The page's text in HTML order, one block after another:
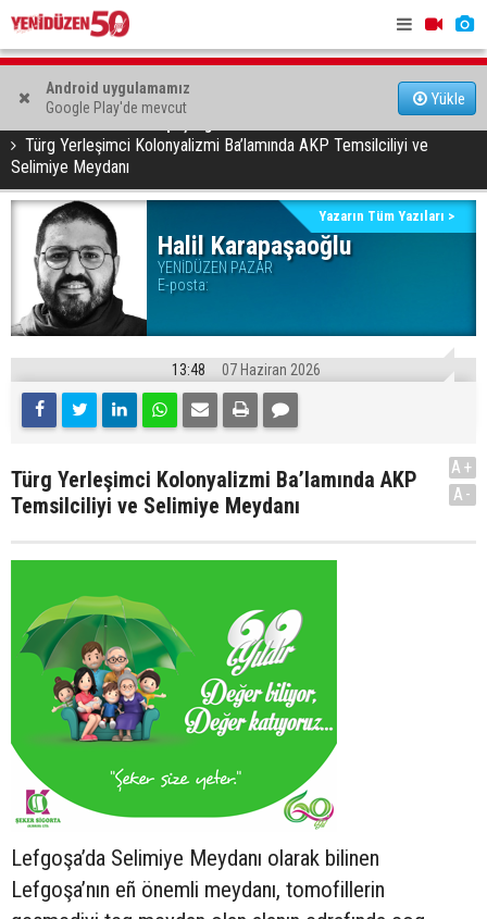
Android uygulamamız
Google Play'de mevcut
Yükle
Çalışma Dairesi, sıcakta çalışma yasağına uymayan 19 iş
yerine uyarı verdi
Grup
Türg Yerleşimci Kolonyalizmi Ba’lamında AKP Temsilciliyi ve
Selimiye Meydanı
Halil Karapaşaoğlu
YENİDÜZEN PAZAR
E-posta:
Yazarın Tüm Yazıları >
13:48 07 Haziran 2026
Türg Yerleşimci Kolonyalizmi Ba’lamında AKP
Temsilciliyi ve Selimiye Meydanı
A+
A-
Lefgoşa’da Selimiye Meydanı olarak bilinen
Lefgoşa’nın eñ önemli meydanı, tomofillerin